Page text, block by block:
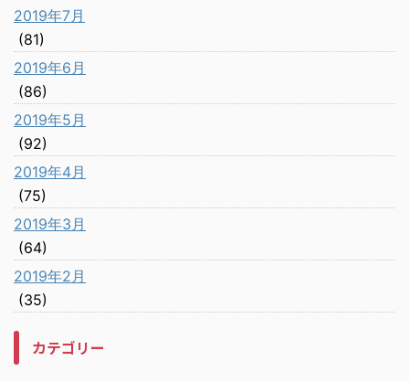
2019年7月
(81)
2019年6月
(86)
2019年5月
(92)
2019年4月
(75)
2019年3月
(64)
2019年2月
(35)
カテゴリー